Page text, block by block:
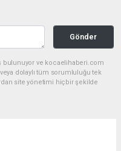
Gönder
bulunuyor ve kocaelihaberi.com
dolaylı tüm sorumluluğu tek
site yönetimi hiçbir şekilde